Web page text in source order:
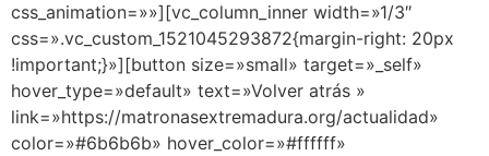
css_animation=»»][vc_column_inner width=»1/3″
css=».vc_custom_1521045293872{margin-right: 20px
!important;}»][button size=»small» target=»_self»
hover_type=»default» text=»Volver atrás »
link=»https://matronasextremadura.org/actualidad»
color=»#6b6b6b» hover_color=»#ffffff»